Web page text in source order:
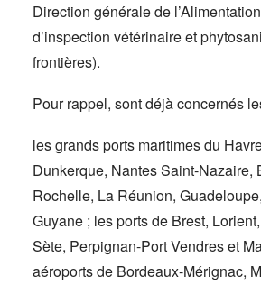
Direction générale de
d’inspection vétérinaire et
frontières).
Pour rappel, sont déjà concernés
les grands ports maritimes du
Dunkerque, Nantes Saint-Nazaire,
Rochelle, La Réunion,
Guyane ; les ports de Brest,
Sète, Perpignan-Port Vendres et
aéroports de Bordeaux-Mérignac,